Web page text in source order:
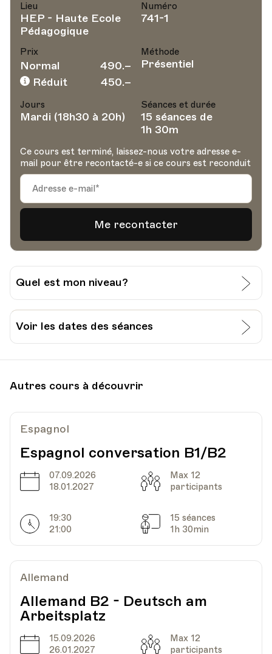
Lieu
HEP - Haute Ecole
Pédagogique
Numéro
741-1
Prix
Normal
490.–
Réduit
450.–
Méthode
Présentiel
Jours
Mardi (18h30 à 20h)
Séances et durée
15 séances de
1h 30m
Ce cours est terminé, laissez-nous votre adresse e-
mail pour être recontacté-e si ce cours est reconduit
Quel est mon niveau?
J’évalue moi-même mon niveau:
Grille pour l’auto-évaluation du CECR
Lausanne:
Voir les dates des séances
Lieu1005, Lausanne
Av. de Cour 33
Date
04.10.2022 Heure
18.30
Lieu
1005, Lausanne
Av. de Cour 33
Date11.10.2022
HEP - Haute Ecole Pédagogique - Salle 723
Av. de Cour 33
Autres cours à découvrir
Espagnol
Espagnol conversation B1/B2
Date
07.09.2026
18.01.2027
Capacité
Max 12
participants
Horarires
19:30
21:00
Séances
15 séances
1h 30min
Allemand
Allemand B2 - Deutsch am
Arbeitsplatz
Date
15.09.2026
26.01.2027
Capacité
Max 12
participants